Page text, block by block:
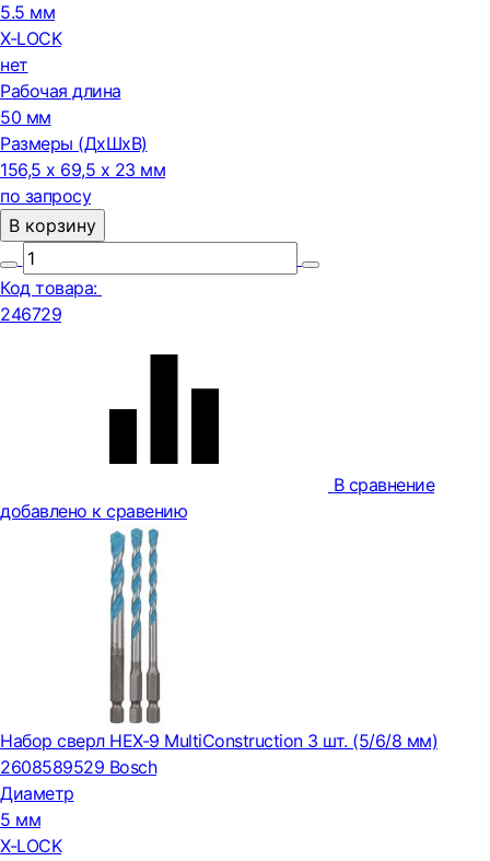
5.5 мм
X-LOCK
нет
Рабочая длина
50 мм
Размеры (ДxШxВ)
156,5 x 69,5 x 23 мм
по запросу
В корзину
Код товара:
246729
В сравнение
добавлено к сравению
Набор сверл HEX-9 MultiConstruction 3 шт. (5/6/8 мм)
2608589529 Bosch
Диаметр
5 мм
X-LOCK